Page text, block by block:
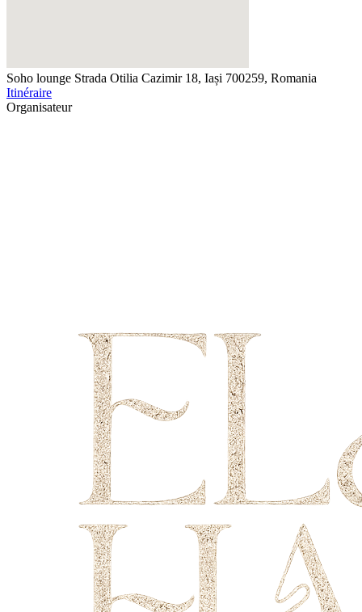
Soho lounge Strada Otilia Cazimir 18, Iași 700259, Romania
Itinéraire
Organisateur